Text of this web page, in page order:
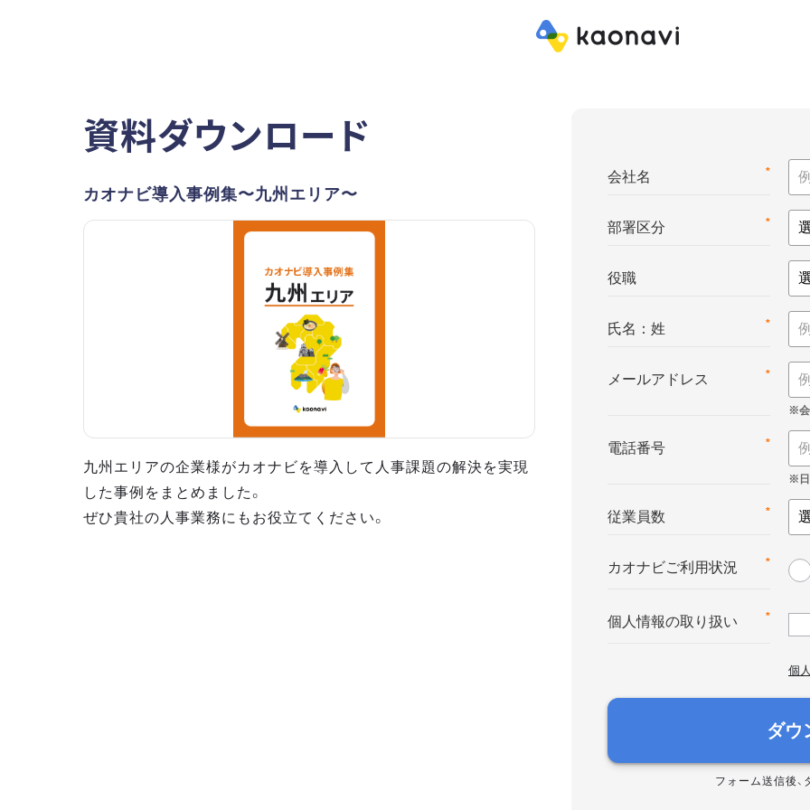
資料ダウンロード
カオナビ導入事例集〜九州エリア〜
九州エリアの企業様がカオナビを導入して人事課題の解決を実現
した事例をまとめました。
ぜひ貴社の人事業務にもお役立てください。
*
会社名
*
部署区分
役職
*
氏名：姓
*
メールアドレス
*
電話番号
*
従業員数
*
カオナビご利用状況
*
個人情報の取り扱い
個
ダウ
フォーム送信後